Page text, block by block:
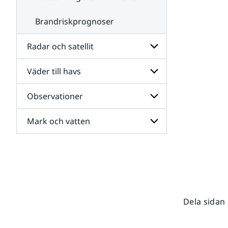
Brandriskprognoser
Radar och satellit
Undersidor
för
Radar
och
satellit
Väder till havs
Undersidor
för
Väder
till
havs
Observationer
Undersidor
för
Mark och vatten
Dela sidan